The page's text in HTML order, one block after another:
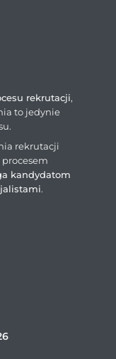
rekrutacji,
to jedynie
rekrutacji
kandydatom
.